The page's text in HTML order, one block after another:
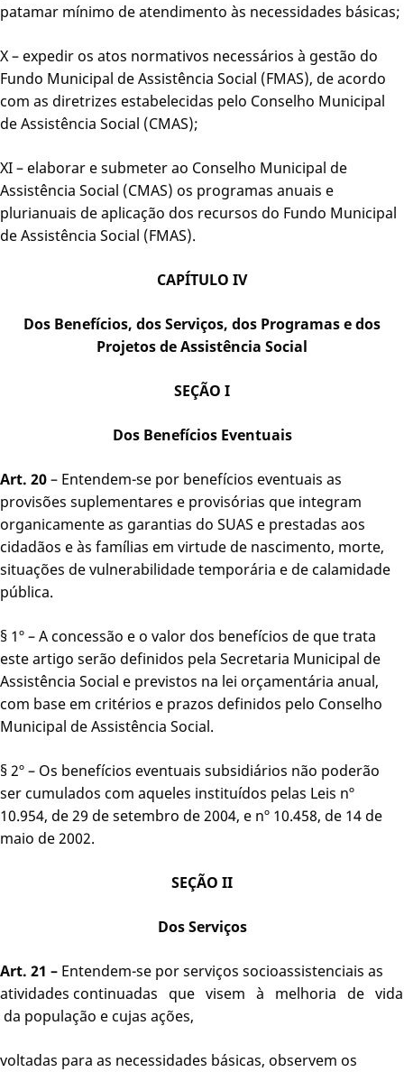
patamar mínimo de atendimento às necessidades básicas;
X – expedir os atos normativos necessários à gestão do
Fundo Municipal de Assistência Social (FMAS), de acordo
com as diretrizes estabelecidas pelo Conselho Municipal
de Assistência Social (CMAS);
XI – elaborar e submeter ao Conselho Municipal de
Assistência Social (CMAS) os programas anuais e
plurianuais de aplicação dos recursos do Fundo Municipal
de Assistência Social (FMAS).
CAPÍTULO IV
Dos Benefícios, dos Serviços, dos Programas e dos
Projetos de Assistência Social
SEÇÃO I
Dos Benefícios Eventuais
Art. 20– Entendem-se por benefícios eventuais as
provisões suplementares e provisórias que integram
organicamente as garantias do SUAS e prestadas aos
cidadãos e às famílias em virtude de nascimento, morte,
situações de vulnerabilidade temporária e de calamidade
pública.
§ 1º – A concessão e o valor dos benefícios de que trata
este artigo serão definidos pela Secretaria Municipal de
Assistência Social e previstos na lei orçamentária anual,
com base em critérios e prazos definidos pelo Conselho
Municipal de Assistência Social.
§ 2º – Os benefícios eventuais subsidiários não poderão
ser cumulados com aqueles instituídos pelas Leis nº
10.954, de 29 de setembro de 2004, e nº 10.458, de 14 de
maio de 2002.
SEÇÃO II
Dos Serviços
Art. 21 – Entendem-se por serviços socioassistenciais as
atividades continuadas que visem à melhoria de vida
da população e cujas ações,
voltadas para as necessidades básicas, observem os